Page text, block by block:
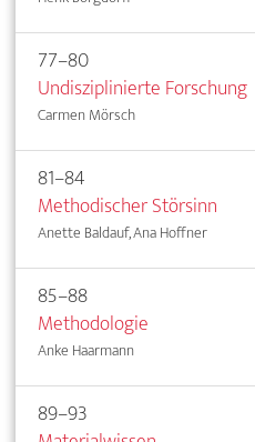
77–80
Undisziplinierte Forschung
Carmen Mörsch
81–84
Methodischer Störsinn
Anette Baldauf, Ana Hoffner
85–88
Methodologie
Anke Haarmann
89–93